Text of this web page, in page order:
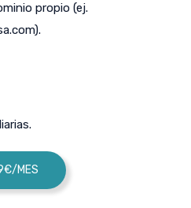
propio (ej.
).
MES